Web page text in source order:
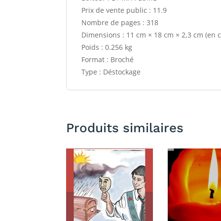
Prix de vente public : 11.9
Nombre de pages : 318
Dimensions : 11 cm × 18 cm × 2,3 cm (en
Poids : 0.256 kg
Format : Broché
Type : Déstockage
Produits similaires